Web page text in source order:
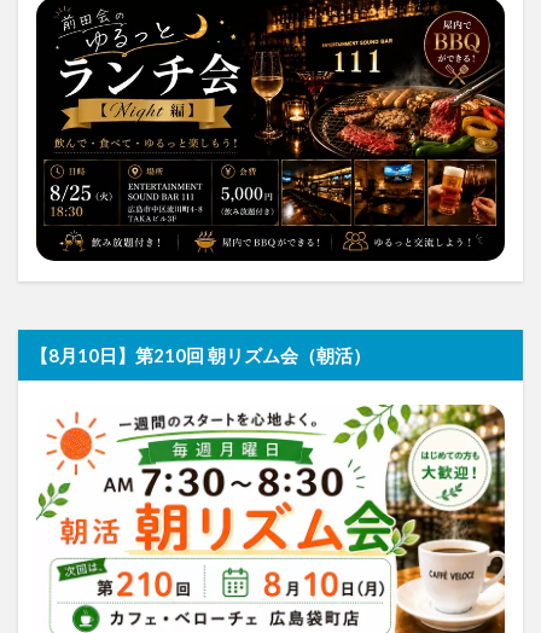
【8月10日】第210回 朝リズム会（朝活）